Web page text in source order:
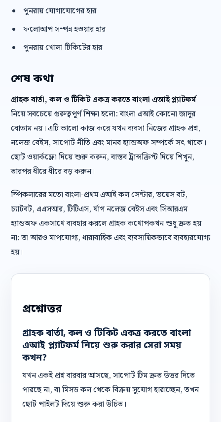
পুনরায় যোগাযোগের হার
ফলোআপ সম্পন্ন হওয়ার হার
পুনরায় খোলা টিকিটের হার
শেষ কথা
গ্রাহক বার্তা, কল ও টিকিট একত্র করতে বাংলা এআই প্ল্যাটফর্ম
নিয়ে সবচেয়ে গুরুত্বপূর্ণ শিক্ষা হলো: বাংলা এআই কোনো জাদুর
বোতাম নয়। এটি ভালো কাজ করে যখন ব্যবসা নিজের গ্রাহক প্রশ্ন,
নলেজ বেইস, সাপোর্ট নীতি এবং মানব হ্যান্ডঅফ সম্পর্কে সৎ থাকে।
ছোট ওয়ার্কফ্লো দিয়ে শুরু করুন, বাস্তব ট্রান্সক্রিপ্ট দিয়ে শিখুন,
তারপর ধীরে ধীরে বড় করুন।
স্পিকলারের মতো বাংলা-প্রথম এআই কল সেন্টার, ভয়েস বট,
চ্যাটবট, এএসআর, টিটিএস, র্যাগ নলেজ বেইস এবং সিআরএম
হ্যান্ডঅফ একসাথে ব্যবহার করলে গ্রাহক কথোপকথন শুধু দ্রুত হয়
না; তা আরও মাপযোগ্য, ধারাবাহিক এবং ব্যবসায়িকভাবে ব্যবহারযোগ্য
হয়।
প্রশ্নোত্তর
গ্রাহক বার্তা, কল ও টিকিট একত্র করতে বাংলা
এআই প্ল্যাটফর্ম নিয়ে শুরু করার সেরা সময়
কখন?
যখন একই প্রশ্ন বারবার আসছে, সাপোর্ট টিম দ্রুত উত্তর দিতে
পারছে না, বা মিসড কল থেকে বিক্রয় সুযোগ হারাচ্ছেন, তখন
ছোট পাইলট দিয়ে শুরু করা উচিত।